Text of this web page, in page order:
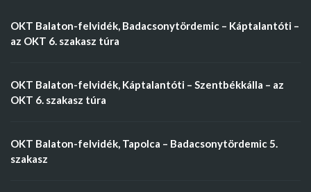
OKT Balaton-felvidék, Badacsonytördemic – Káptalantóti –
az OKT 6. szakasz túra
OKT Balaton-felvidék, Káptalantóti – Szentbékkálla – az
OKT 6. szakasz túra
OKT Balaton-felvidék, Tapolca – Badacsonytördemic 5.
szakasz